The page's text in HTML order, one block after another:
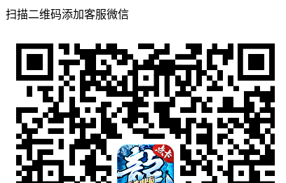
扫描二维码添加客服微信